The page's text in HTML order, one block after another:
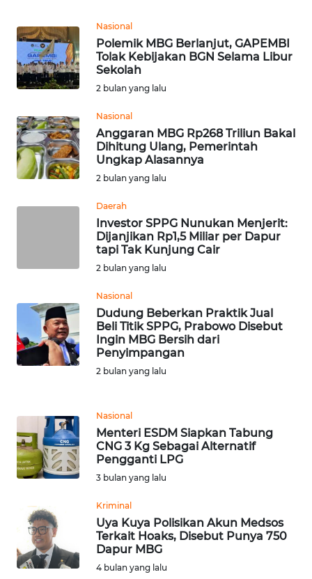
Nasional
Polemik MBG Berlanjut, GAPEMBI
Tolak Kebijakan BGN Selama Libur
Sekolah
2 bulan yang lalu
Nasional
Anggaran MBG Rp268 Triliun Bakal
Dihitung Ulang, Pemerintah
Ungkap Alasannya
2 bulan yang lalu
Daerah
Investor SPPG Nunukan Menjerit:
Dijanjikan Rp1,5 Miliar per Dapur
tapi Tak Kunjung Cair
2 bulan yang lalu
Nasional
Dudung Beberkan Praktik Jual
Beli Titik SPPG, Prabowo Disebut
Ingin MBG Bersih dari
Penyimpangan
2 bulan yang lalu
Nasional
Menteri ESDM Siapkan Tabung
CNG 3 Kg Sebagai Alternatif
Pengganti LPG
3 bulan yang lalu
Kriminal
Uya Kuya Polisikan Akun Medsos
Terkait Hoaks, Disebut Punya 750
Dapur MBG
4 bulan yang lalu
DISCLAIMER
Wahana
News
Regional
WN
SUMUT
WN
WN
NTT
WN
PAPUA
BARAT
WN
RIAU